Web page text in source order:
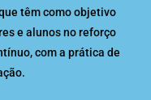
têm como objetivo
e alunos no reforço
com a prática de